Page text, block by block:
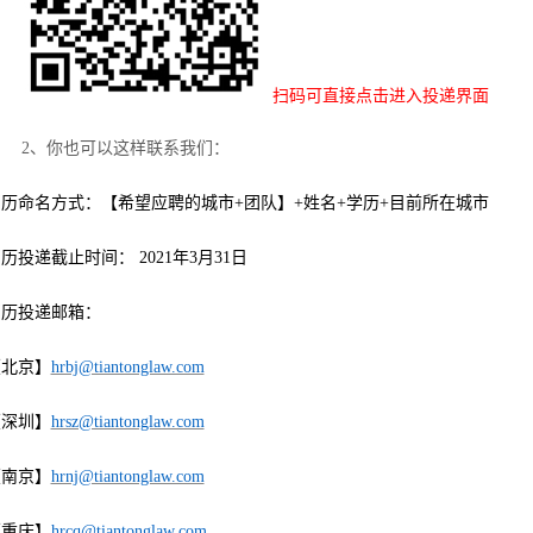
扫码可直接点击进入投递界面
2、你也可以这样联系我们：
命名方式：【希望应聘的城市+团队】+姓名+学历+目前所在城市
投递截止时间： 2021年3月31 日
投递邮箱：
京】 hrbj@tiantonglaw.com
圳】 hrsz@tiantonglaw.com
京】 hrnj@tiantonglaw.com